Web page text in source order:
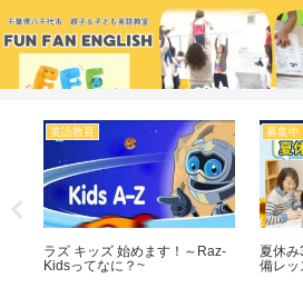
英語教育
ラズ キッズ 始めます！～Raz-
Kidsってなに？~
募集中
夏休み
備レッ